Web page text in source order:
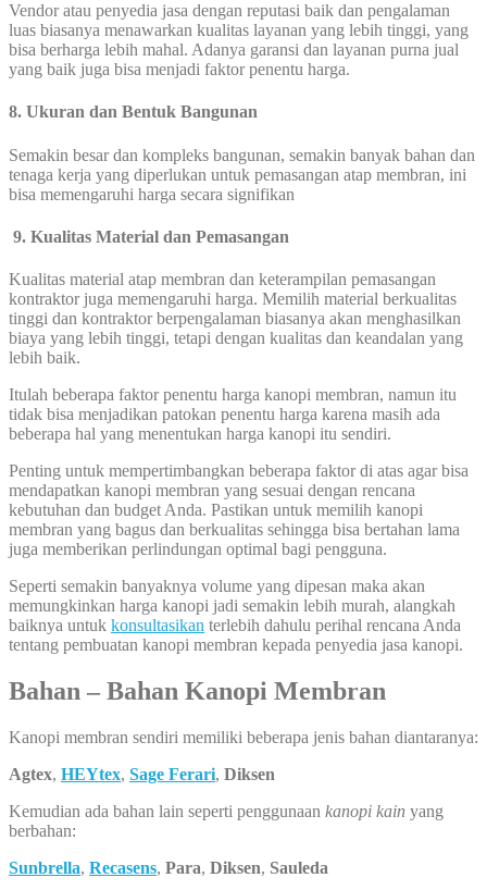
Vendor atau penyedia jasa dengan reputasi baik dan pengalaman
luas biasanya menawarkan kualitas layanan yang lebih tinggi, yang
bisa berharga lebih mahal. Adanya garansi dan layanan purna jual
yang baik juga bisa menjadi faktor penentu harga.
8. Ukuran dan Bentuk Bangunan
Semakin besar dan kompleks bangunan, semakin banyak bahan dan
tenaga kerja yang diperlukan untuk pemasangan atap membran, ini
bisa memengaruhi harga secara signifikan
9. Kualitas Material dan Pemasangan
Kualitas material atap membran dan keterampilan pemasangan
kontraktor juga memengaruhi harga. Memilih material berkualitas
tinggi dan kontraktor berpengalaman biasanya akan menghasilkan
biaya yang lebih tinggi, tetapi dengan kualitas dan keandalan yang
lebih baik.
Itulah beberapa faktor penentu harga kanopi membran, namun itu
tidak bisa menjadikan patokan penentu harga karena masih ada
beberapa hal yang menentukan harga kanopi itu sendiri.
Penting untuk mempertimbangkan beberapa faktor di atas agar bisa
mendapatkan kanopi membran yang sesuai dengan rencana
kebutuhan dan budget Anda. Pastikan untuk memilih kanopi
membran yang bagus dan berkualitas sehingga bisa bertahan lama
juga memberikan perlindungan optimal bagi pengguna.
Seperti semakin banyaknya volume yang dipesan maka akan
memungkinkan harga kanopi jadi semakin lebih murah, alangkah
baiknya untuk konsultasikan terlebih dahulu perihal rencana Anda
tentang pembuatan kanopi membran kepada penyedia jasa kanopi.
Bahan – Bahan Kanopi Membran
Kanopi membran sendiri memiliki beberapa jenis bahan diantaranya:
Agtex, HEYtex, Sage Ferari, Diksen
Kemudian ada bahan lain seperti penggunaan kanopi kain yang
berbahan:
Sunbrella, Recasens, Para, Diksen, Sauleda